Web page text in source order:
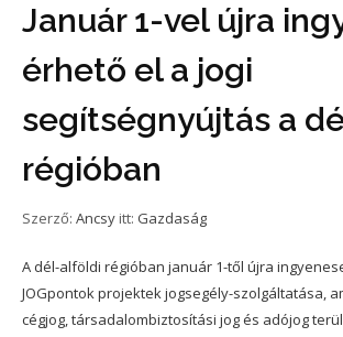
Január 1-vel újra
érhető el a jogi
segítségnyújtás a
régióban
Szerző: Ancsy itt: Gazdaság
A dél-alföldi régióban január 1-től újra
JOGpontok projektek jogsegély-szolgáltatása,
cégjog, társadalombiztosítási jog és adójog